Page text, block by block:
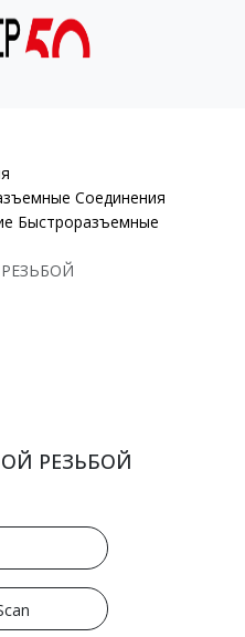
Соединения
Быстроразъемные
РЕЗЬБОЙ